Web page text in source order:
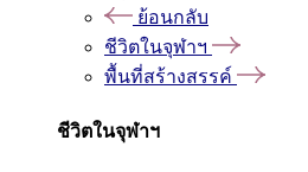
ย้อนกลับ
ชีวิตในจุฬาฯ
พื้นที่สร้างสรรค์
ชีวิตในจุฬาฯ